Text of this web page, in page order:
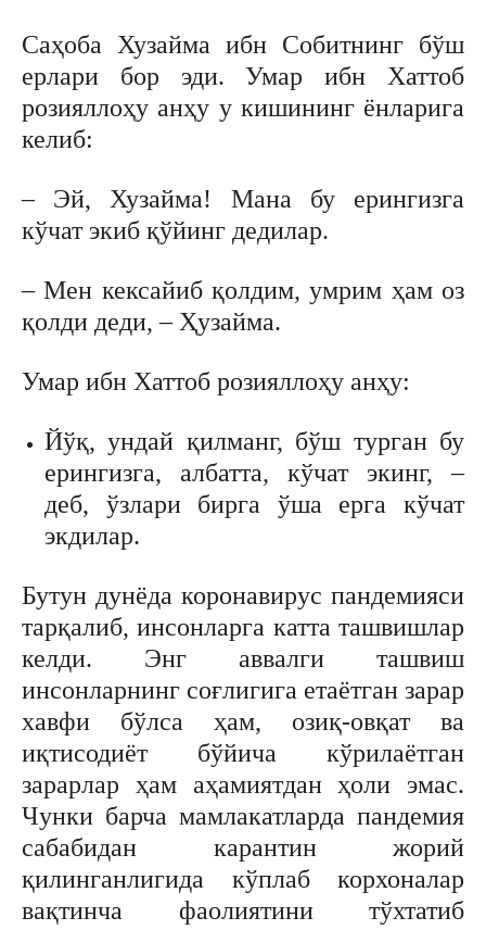
Саҳоба Хузайма ибн Собитнинг бўш
ерлари бор эди. Умар ибн Хаттоб
розияллоҳу анҳу у кишининг ёнларига
келиб:
– Эй, Хузайма! Мана бу ерингизга
кўчат экиб қўйинг дедилар.
– Мен кексайиб қолдим, умрим ҳам оз
қолди деди, – Ҳузайма.
Умар ибн Хаттоб розияллоҳу анҳу:
Йўқ, ундай қилманг, бўш турган бу
ерингизга, албатта, кўчат экинг, –
деб, ўзлари бирга ўша ерга кўчат
экдилар.
Бутун дунёда коронавирус пандемияси
тарқалиб, инсонларга катта ташвишлар
келди. Энг аввалги ташвиш
инсонларнинг соғлигига етаётган зарар
хавфи бўлса ҳам, озиқ-овқат ва
иқтисодиёт бўйича кўрилаётган
зарарлар ҳам аҳамиятдан ҳоли эмас.
Чунки барча мамлакатларда пандемия
сабабидан карантин жорий
қилинганлигида кўплаб корхоналар
вақтинча фаолиятини тўхтатиб